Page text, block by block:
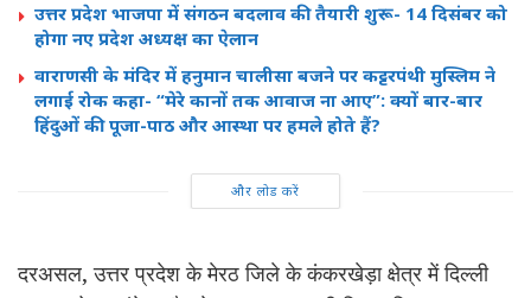
उत्तर प्रदेश भाजपा में संगठन बदलाव की तैयारी शुरू- 14 दिसंबर को
होगा नए प्रदेश अध्यक्ष का ऐलान
वाराणसी के मंदिर में हनुमान चालीसा बजने पर कट्टरपंथी मुस्लिम ने
लगाई रोक कहा- “मेरे कानों तक आवाज ना आए”: क्यों बार-बार
हिंदुओं की पूजा-पाठ और आस्था पर हमले होते हैं?
और लोड करें
दरअसल, उत्तर प्रदेश के मेरठ जिले के कंकरखेड़ा क्षेत्र में दिल्ली